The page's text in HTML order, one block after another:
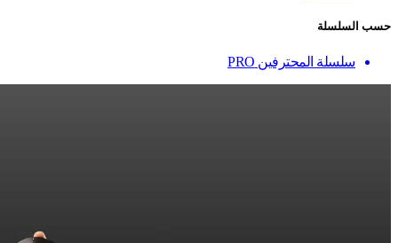
حسب السلسلة
سلسلة المحترفين PRO